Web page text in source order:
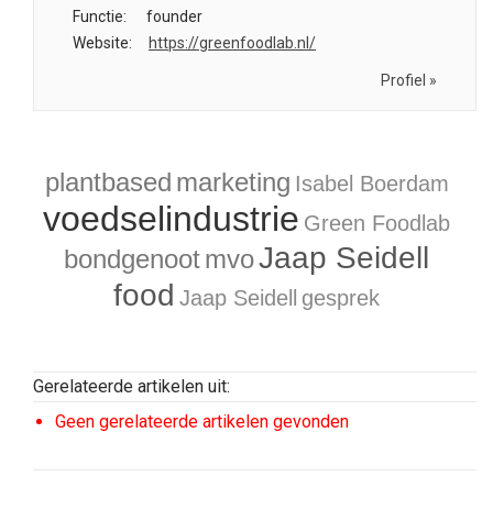
Functie:
founder
Website:
https://greenfoodlab.nl/
Profiel »
plantbased marketing Isabel Boerdam
voedselindustrie Green Foodlab
bondgenootmvoJaap Seidell
food Jaap Seidell gesprek
Gerelateerde artikelen uit:
Geen gerelateerde artikelen gevonden